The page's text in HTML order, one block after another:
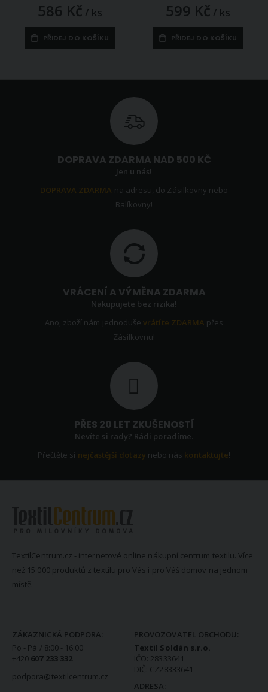
586 Kč / ks
PŘIDEJ DO KOŠÍKU
599 Kč / ks
PŘIDEJ DO KOŠÍKU
DOPRAVA ZDARMA NAD 500 KČ
Jen u nás!
DOPRAVA ZDARMA na adresu, do Zásilkovny nebo
Balíkovny!
VRÁCENÍ A VÝMĚNA ZDARMA
Nakupujete bez rizika!
Ano, zboží nám jednoduševrátíte ZDARMA přes
Zásilkovnu!
PŘES 20 LET ZKUŠENOSTÍ
Nevíte si rady? Rádi poradíme.
Přečtěte si nejčastější dotazy nebo nás kontaktujte!
TextilCentrum.cz - internetové online nákupní centrum textilu. Více
než 15 000 produktů z textilu pro Vás i pro Váš domov na jednom
místě.
ZÁKAZNICKÁ PODPORA:
Po - Pá / 8:00 - 16:00
+420 607 233 332
podpora@textilcentrum.cz
PROVOZOVATEL OBCHODU:
Textil Soldán s.r.o.
IČO: 28333641
DIČ: CZ28333641
ADRESA: